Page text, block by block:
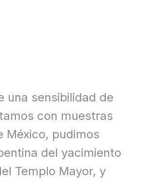
una sensibilidad de
con muestras
México, pudimos
del yacimiento
Templo Mayor, y